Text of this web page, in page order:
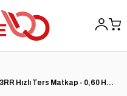
Sioux Tools SDR6P25R3RR Hızlı Ters Matkap - 0,60 HP | 2500 RPM